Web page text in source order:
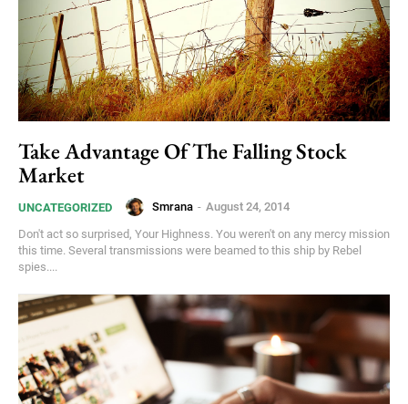
Take Advantage Of The Falling Stock
Market
UNCATEGORIZED Smrana - August 24, 2014
Don't act so surprised, Your Highness. You weren't on any mercy mission
this time. Several transmissions were beamed to this ship by Rebel
spies....